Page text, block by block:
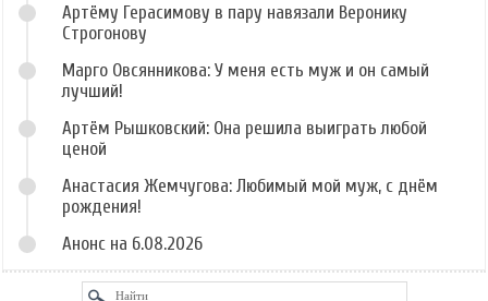
Артёму Герасимову в пару навязали Веронику
Строгонову
Марго Овсянникова: У меня есть муж и он самый
лучший!
Артём Рышковский: Она решила выиграть любой
ценой
Анастасия Жемчугова: Любимый мой муж, с днём
рождения!
Анонс на 6.08.2026